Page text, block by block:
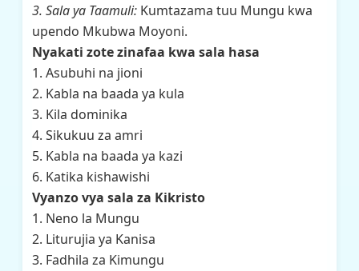
3. Sala ya Taamuli: Kumtazama tuu Mungu kwa
upendo Mkubwa Moyoni.
Nyakati zote zinafaa kwa sala hasa
1. Asubuhi na jioni
2. Kabla na baada ya kula
3. Kila dominika
4. Sikukuu za amri
5. Kabla na baada ya kazi
6. Katika kishawishi
Vyanzo vya sala za Kikristo
1. Neno la Mungu
2. Liturujia ya Kanisa
3. Fadhila za Kimungu